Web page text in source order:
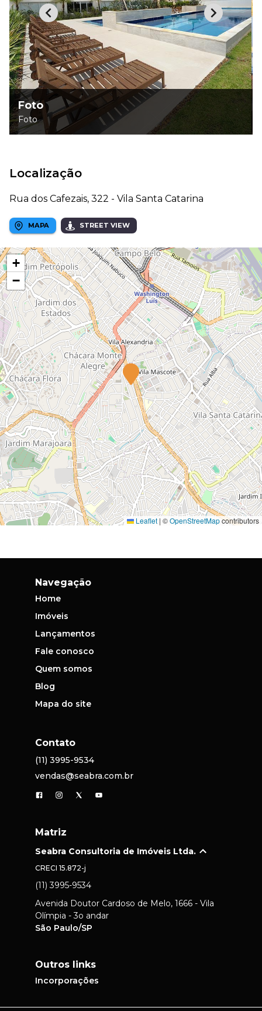
Foto
Foto
Localização
Rua dos Cafezais, 322 - Vila Santa Catarina
MAPA STREET VIEW
+
−
Leaflet | ©OpenStreetMapcontributors
Navegação
Home
Imóveis
Lançamentos
Fale conosco
Quem somos
Blog
Mapa do site
Contato
(11) 3995-9534
vendas@seabra.com.br
Matriz
Seabra Consultoria de Imóveis Ltda.
CRECI 15.872-j
(11) 3995-9534
Avenida Doutor Cardoso de Melo, 1666 - Vila
Olímpia - 3o andar
São Paulo/SP
Outros links
Incorporações